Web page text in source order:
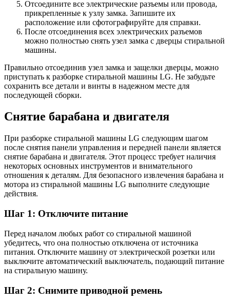
Отсоедините все электрические разъемы или провода,
прикрепленные к узлу замка. Запишите их
расположение или сфотографируйте для справки.
После отсоединения всех электрических разъемов
можно полностью снять узел замка с дверцы стиральной
машины.
Правильно отсоединив узел замка и защелки дверцы, можно
приступать к разборке стиральной машины LG. Не забудьте
сохранить все детали и винты в надежном месте для
последующей сборки.
Снятие барабана и двигателя
При разборке стиральной машины LG следующим шагом
после снятия панели управления и передней панели является
снятие барабана и двигателя. Этот процесс требует наличия
некоторых основных инструментов и внимательного
отношения к деталям. Для безопасного извлечения барабана и
мотора из стиральной машины LG выполните следующие
действия.
Шаг 1: Отключите питание
Перед началом любых работ со стиральной машиной
убедитесь, что она полностью отключена от источника
питания. Отключите машину от электрической розетки или
выключите автоматический выключатель, подающий питание
на стиральную машину.
Шаг 2: Снимите приводной ремень